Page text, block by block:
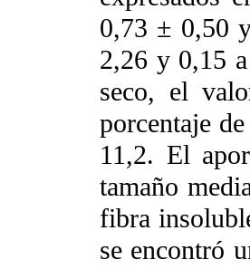
0,73 ± 0,50
2,26 y 0,15
seco, el
porcentaje
11,2. El
tamaño
fibra
se encontró